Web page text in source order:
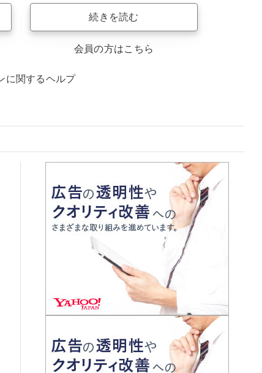
続きを読む
会員の方はこちら
に関するヘルプ